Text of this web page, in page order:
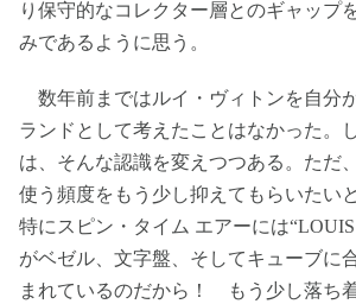
り保守的なコレクター層とのギャップ
みであるように思う。
数年前まではルイ・ヴィトンを自分
ランドとして考えたことはなかった。
は、そんな認識を変えつつある。ただ
使う頻度をもう少し抑えてもらいたい
特にスピン・タイム エアーには
がベゼル、文字盤、そしてキューブに
まれているのだから！ もう少し落ち